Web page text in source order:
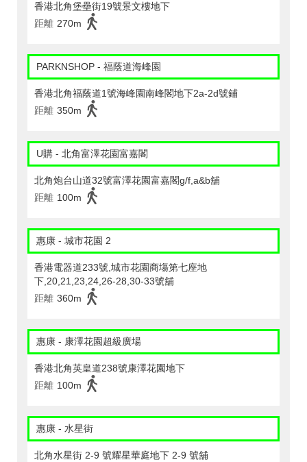
香港北角堡壘街19號景文樓地下
距離 270m
PARKNSHOP - 福蔭道海峰園
香港北角福蔭道1號海峰園南峰閣地下2a-2d號鋪
距離 350m
U購 - 北角富澤花園富嘉閣
北角炮台山道32號富澤花園富嘉閣g/f,a&b舖
距離 100m
惠康 - 城市花園 2
香港電器道233號,城市花園商塲第七座地
下,20,21,23,24,26-28,30-33號舖
距離 360m
惠康 - 康澤花園超級廣場
香港北角英皇道238號康澤花園地下
距離 100m
惠康 - 水星街
北角水星街 2-9 號耀星華庭地下 2-9 號舖